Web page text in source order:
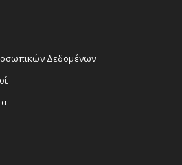
Δεδομένων